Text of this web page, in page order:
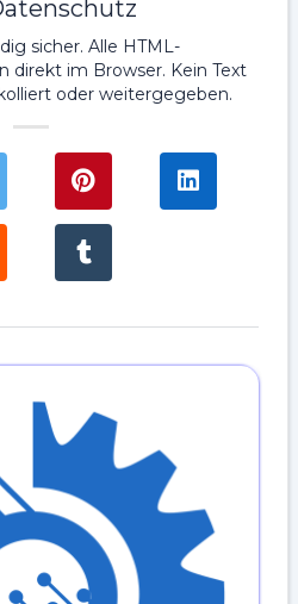
sicher. Alle HTML-
direkt im Browser. Kein Text
oder weitergegeben.